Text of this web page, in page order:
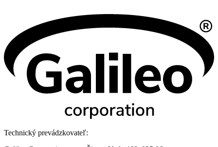
Technický prevádzkovateľ: